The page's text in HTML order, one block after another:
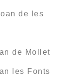
de les
de Mollet
les Fonts